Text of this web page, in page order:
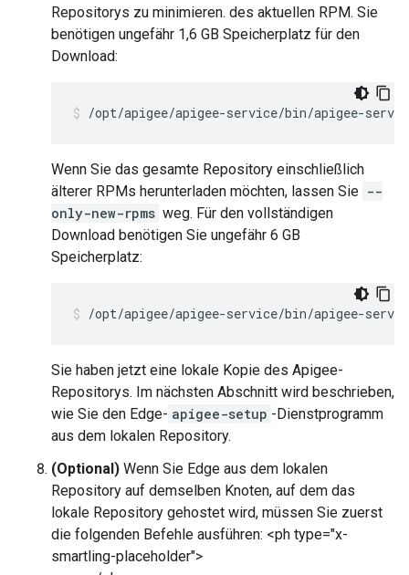
Repositorys zu minimieren. des aktuellen RPM. Sie
benötigen ungefähr 1,6 GB Speicherplatz für den
Download:
/opt/apigee/apigee-service/bin/apigee-
Wenn Sie das gesamte Repository einschließlich
älterer RPMs herunterladen möchten, lassen Sie --
only-new-rpms weg. Für den vollständigen
Download benötigen Sie ungefähr 6 GB
Speicherplatz:
/opt/apigee/apigee-service/bin/apigee-
Sie haben jetzt eine lokale Kopie des Apigee-
Repositorys. Im nächsten Abschnitt wird beschrieben,
wie Sie den Edge- apigee-setup -Dienstprogramm
aus dem lokalen Repository.
(Optional) Wenn Sie Edge aus dem lokalen
Repository auf demselben Knoten, auf dem das
lokale Repository gehostet wird, müssen Sie zuerst
die folgenden Befehle ausführen: <ph type="x-
smartling-placeholder">